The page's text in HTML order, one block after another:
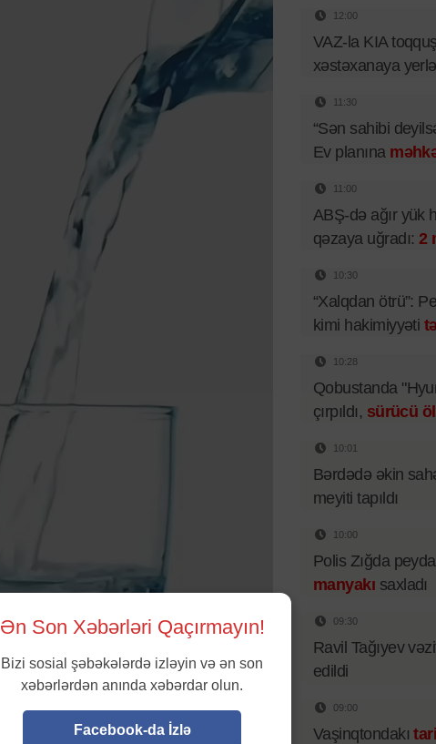
12:00
VAZ-la KIA
xəstəxanaya
11:30
“Sən sahibi
Ev planına
11:00
ABŞ-də ağır yük
qəzaya uğradı: 2
10:30
“Xalqdan ötrü”:
kimi hakimiyyəti
10:28
Qobustanda
çırpıldı, sürücü
10:01
Bərdədə əkin
meyiti tapıldı
10:00
Polis Zığda
manyakı saxladı
09:30
Ravil Tağıyev
edildi
09:00
Vaşinqtondakı
Ən Son Xəbərləri Qaçırmayın!
Bizi sosial şəbəkələrdə izləyin və ən son
xəbərlərdən anında xəbərdar olun.
Facebook-da İzlə